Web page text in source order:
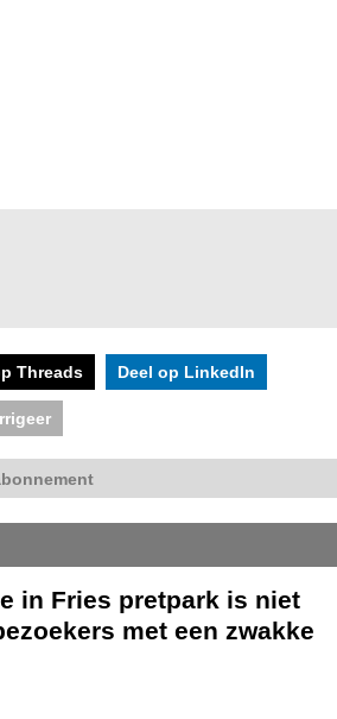
Threads Deel op LinkedIn
in Fries pretpark is niet
met een zwakke